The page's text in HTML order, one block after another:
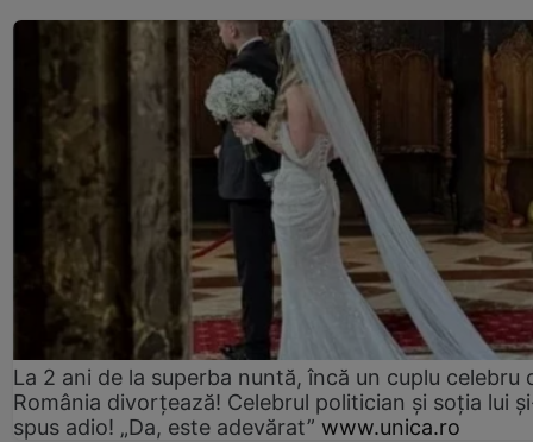
La 2 ani de la superba nuntă, încă un cuplu celebru
România divorțează! Celebrul politician și soția lui
spus adio! „Da, este adevărat” www.unica.ro